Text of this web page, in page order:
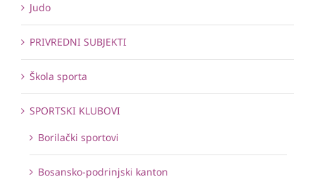
Judo
PRIVREDNI SUBJEKTI
Škola sporta
SPORTSKI KLUBOVI
Borilački sportovi
Bosansko-podrinjski kanton